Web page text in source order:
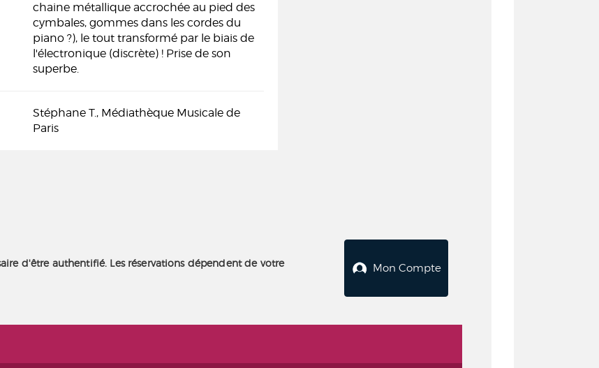
chaine métallique accrochée au pied des
cymbales, gommes dans les cordes du
piano ?), le tout transformé par le biais de
l'électronique (discrète) ! Prise de son
superbe.
Stéphane T., Médiathèque Musicale de
Paris
d'être authentifié. Les réservations dépendent de votre
Mon Compte